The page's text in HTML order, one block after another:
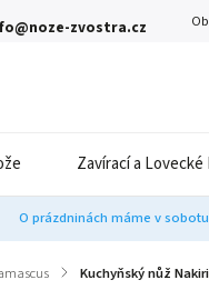
zvostra.cz
Zavírací a Lovecké
O prázdninách máme v
/ Kuchyňský nůž